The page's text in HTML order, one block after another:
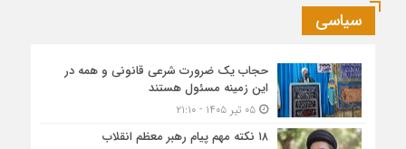
سیاسی
حجاب یک ضرورت شرعی قانونی و همه در
این زمینه مسئول هستند
۰۵ تیر ۱۴۰۵ - ۲۱:۱۰
۱۸ نکته مهم پیام رهبر معظم انقلاب